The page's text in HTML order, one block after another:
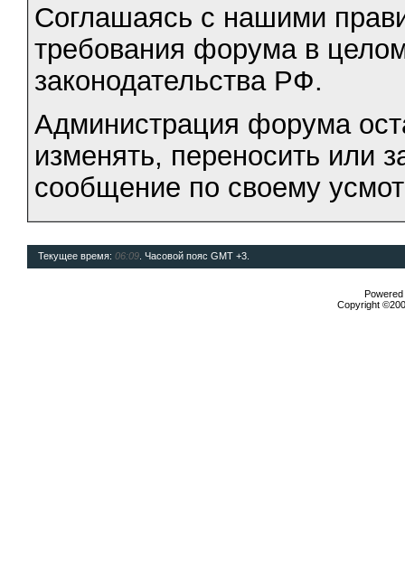
Соглашаясь с нашими
требования форума в
законодательства РФ.
Администрация форума
изменять, переносить или
сообщение по своему
Текущее время: 06:09 . Часовой пояс GMT +3.
Copyright